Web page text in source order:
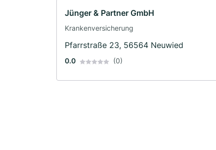
Jünger & Partner GmbH
Krankenversicherung
Pfarrstraße 23, 56564 Neuwied
0.0 (0)